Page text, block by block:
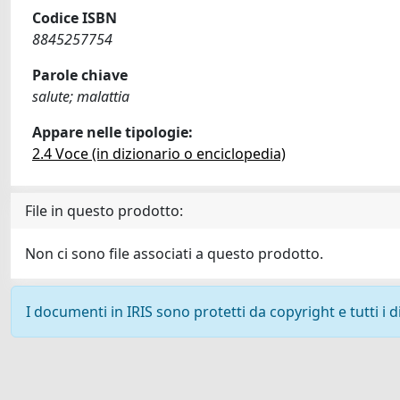
Codice ISBN
8845257754
Parole chiave
salute; malattia
Appare nelle tipologie:
2.4 Voce (in dizionario o enciclopedia)
File in questo prodotto:
Non ci sono file associati a questo prodotto.
I documenti in IRIS sono protetti da copyright e tutti i